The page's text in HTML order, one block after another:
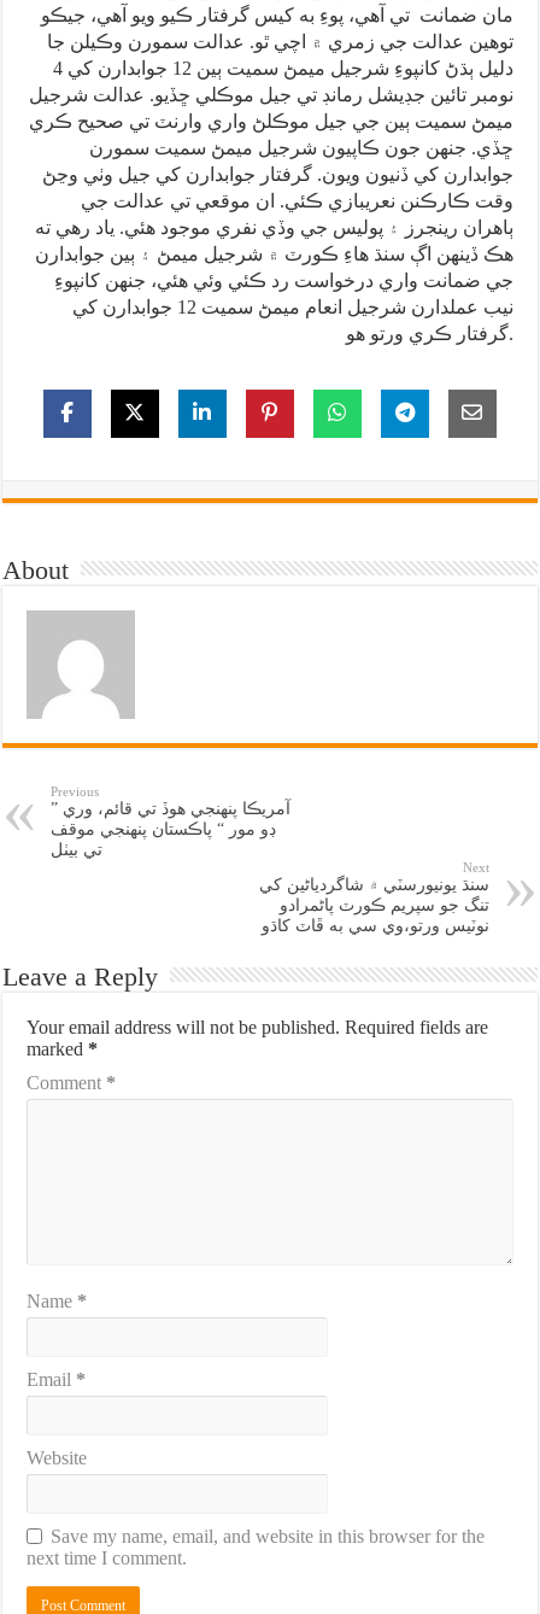
مان ضمانت تي آهي، پوءِ به کيس گرفتار ڪيو ويو آهي، جيڪو
توهين عدالت جي زمري ۾ اچي ٿو. عدالت سمورن وڪيلن جا
دليل ٻڌڻ کانپوءِ شرجيل ميمڻ سميت ٻين 12 جوابدارن کي 4
نومبر تائين جڊيشل رمانڊ تي جيل موڪلي ڇڏيو. عدالت شرجيل
ميمڻ سميت ٻين جي جيل موڪلڻ واري وارنٽ تي صحيح ڪري
ڇڏي. جنهن جون ڪاپيون شرجيل ميمڻ سميت سمورن
جوابدارن کي ڏنيون ويون. گرفتار جوابدارن کي جيل وٺي وڃڻ
وقت ڪارڪنن نعريبازي ڪئي. ان موقعي تي عدالت جي
ٻاهران رينجرز ۽ پوليس جي وڏي نفري موجود هئي. ياد رهي ته
هڪ ڏينهن اڳ سنڌ هاءِ ڪورٽ ۾ شرجيل ميمڻ ۽ ٻين جوابدارن
جي ضمانت واري درخواست رد ڪئي وئي هئي، جنهن کانپوءِ
نيب عملدارن شرجيل انعام ميمڻ سميت 12 جوابدارن کي
گرفتار ڪري ورتو هو.
About
Previous
آمريڪا پنهنجي هوڏ تي قائم، وري ”
ڊو مور “ پاڪستان پنهنجي موقف
تي بيٺل
Next
سنڌ يونيورسٽي ۾ شاگردياڻين کي
تنگ جو سپريم ڪورٽ پاڻمرادو
نوٽيس ورتو،وي سي به ڦاٽ کاڌو
Leave a Reply
Your email address will not be published. Required fields are
marked *
Comment *
Name *
Email *
Website
Save my name, email, and website in this browser for the
next time I comment.